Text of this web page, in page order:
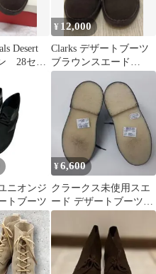
Desert
28セン
¥ 12,000
Clarks デザートブーツ
ブラウンスエード
UK6.5 箱付
ニオンジ
トブーツ
¥6,600
クラークス未使用スエ
ード デザートブーツ
Clarks未使用23.5cm細目